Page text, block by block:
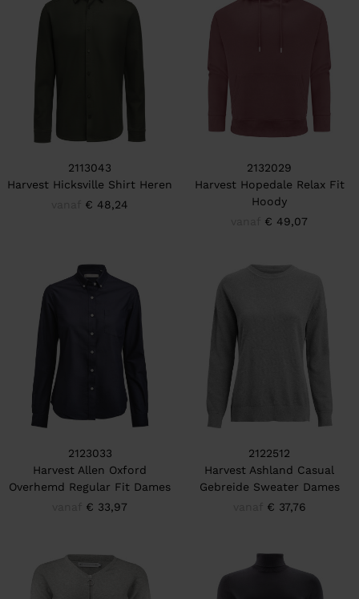
2113043
Harvest Hicksville Shirt Heren
€ 48,24
2132029
Harvest Hopedale Relax Fit
Hoody
€ 49,07
2123033
Harvest Allen Oxford
Overhemd Regular Fit Dames
€ 33,97
2122512
Harvest Ashland Casual
Gebreide Sweater Dames
€ 37,76